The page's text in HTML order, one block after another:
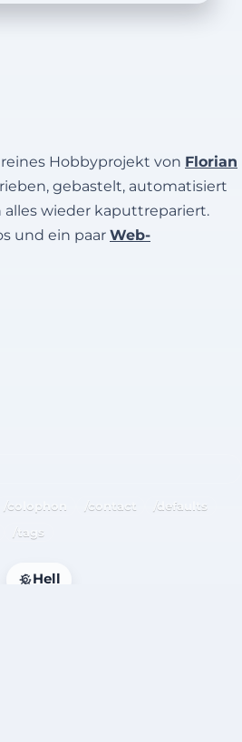
Hobbyprojekt von Florian
gebastelt, automatisiert
wieder kaputtrepariert.
und ein paar Web-
/colophon /contact
/defaults
/tags
Hell